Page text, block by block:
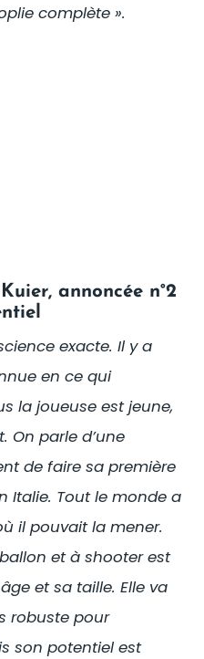
complète ».
annoncée n°2
exacte. Il y a
en ce qui
la joueuse est jeune,
On parle d’une
de faire sa première
Italie. Tout le monde a
il pouvait la mener.
et à shooter est
et sa taille. Elle va
robuste pour
son potentiel est